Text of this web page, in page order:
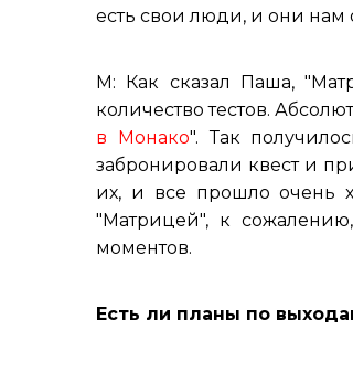
есть свои люди, и они нам
М: Как сказал Паша,
количество тестов.
в Монако". Так
забронировали квест и
их, и все прошло очень
"Матрицей", к
моментов.
Есть ли планы по